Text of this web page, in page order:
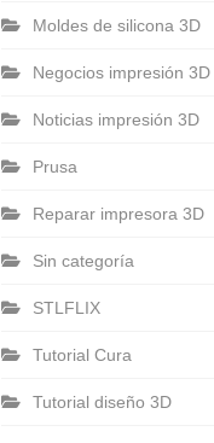
Moldes de silicona 3D
Negocios impresión 3D
Noticias impresión 3D
Prusa
Reparar impresora 3D
Sin categoría
STLFLIX
Tutorial Cura
Tutorial diseño 3D